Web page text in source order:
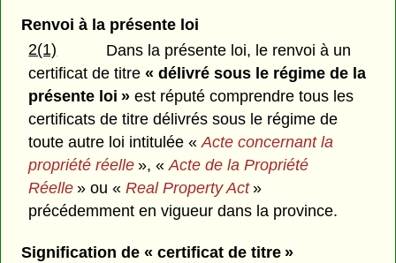
Renvoi à la présente loi
2(1)
Dans la présente loi, le renvoi à un
certificat de titre« délivré sous le régime de la
présente loi » est réputé comprendre tous les
certificats de titre délivrés sous le régime de
toute autre loi intitulée «Acte concernant la
propriété réelle », «Acte de la Propriété
Réelle » ou «Real Property Act»
précédemment en vigueur dans la province.
Signification de « certificat de titre »